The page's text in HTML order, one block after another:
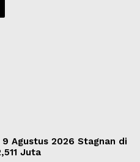
9 Agustus 2026 Stagnan di
Juta